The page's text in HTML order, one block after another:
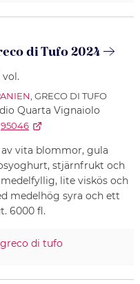
di Tufo 2024
vol.
, GRECO DI TUFO
Quarta Vignaiolo
95046
vita blommor, gula
stjärnfrukt och
lite viskös och
medelhög syra och ett
6000 fl.
greco di tufo